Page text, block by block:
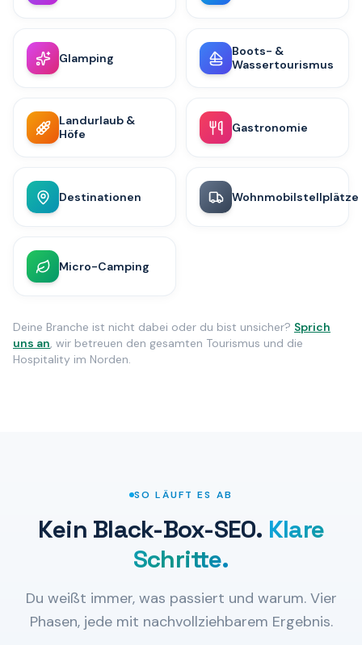
Glamping
Boots- &
Wassertourismus
Landurlaub &
Höfe
Gastronomie
Destinationen Wohnmobilstellplätze
Micro-Camping
Deine Branche ist nicht dabei oder du bist unsicher? Sprich
uns an, wir betreuen den gesamten Tourismus und die
Hospitality im Norden.
SO LÄUFT ES AB
Kein Black-Box-SEO. Klare
Schritte.
Du weißt immer, was passiert und warum. Vier
Phasen, jede mit nachvollziehbarem Ergebnis.